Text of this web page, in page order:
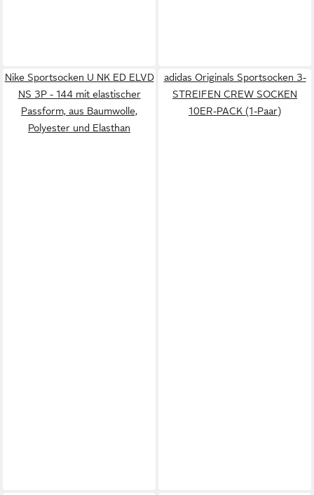
Nike Sportsocken U NK ED ELVD
NS 3P - 144 mit elastischer
Passform, aus Baumwolle,
Polyester und Elasthan
adidas Originals Sportsocken 3-
STREIFEN CREW SOCKEN
10ER-PACK (1-Paar)